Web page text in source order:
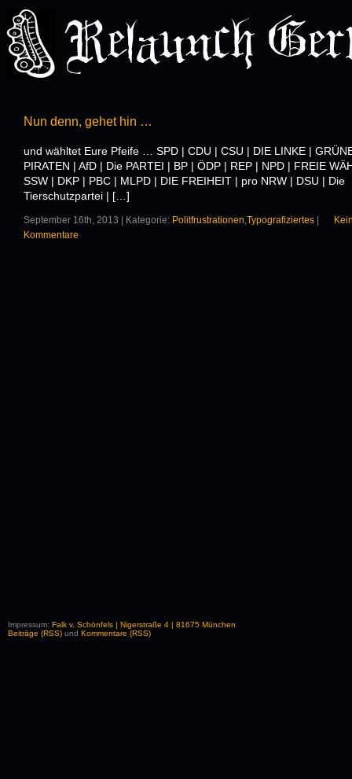
Nun denn, gehet hin …
und wähltet Eure Pfeife … SPD | CDU | CSU | DIE LINKE |
PIRATEN | AfD | Die PARTEI | BP | ÖDP | REP | NPD | FREIE
SSW | DKP | PBC | MLPD | DIE FREIHEIT | pro NRW | DSU | Die
Tierschutzpartei | […]
September 16th, 2013 | Kategorie: Politfrustrationen,Typografiziertes
Kommentare
Impressum: Falk v. Schönfels | Nigerstraße 4 | 81675 München
Beiträge (RSS) und Kommentare (RSS)